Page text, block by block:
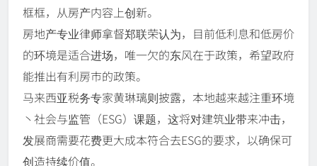
框框，从房产内容上创新。
房地产专业律师拿督郑联荣认为，目前低利息和低房价
的环境是适合进场，唯一欠的东风在于政策，希望政府
能推出有利房市的政策。
马来西亚税务专家黄琳璃则披露，本地越来越注重环境
丶社会与监管（ESG）课题，这将对建筑业带来冲击，
发展商需要花费更大成本符合去ESG的要求，以确保可
创造持续价值。